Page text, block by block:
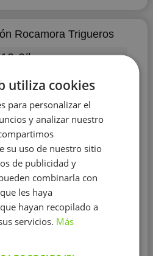
Rocamora Trigueros
12 €/h
Lengua Castellana
de Alicante
años
22 años apasionado por la
una persona muy
utiliza cookies
para personalizar el
y analizar nuestro
su uso de nuestro sitio
de publicidad y
combinarla con
les haya
hayan recopilado a
servicios. Más